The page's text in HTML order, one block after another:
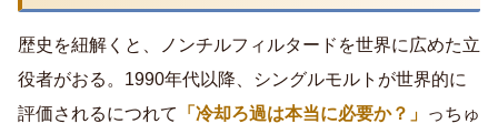
歴史を紐解くと、ノンチルフィルタードを世界に広めた立
役者がおる。1990年代以降、シングルモルトが世界的に
評価されるにつれて
「冷却ろ過は本当に必要か？」 っちゅ